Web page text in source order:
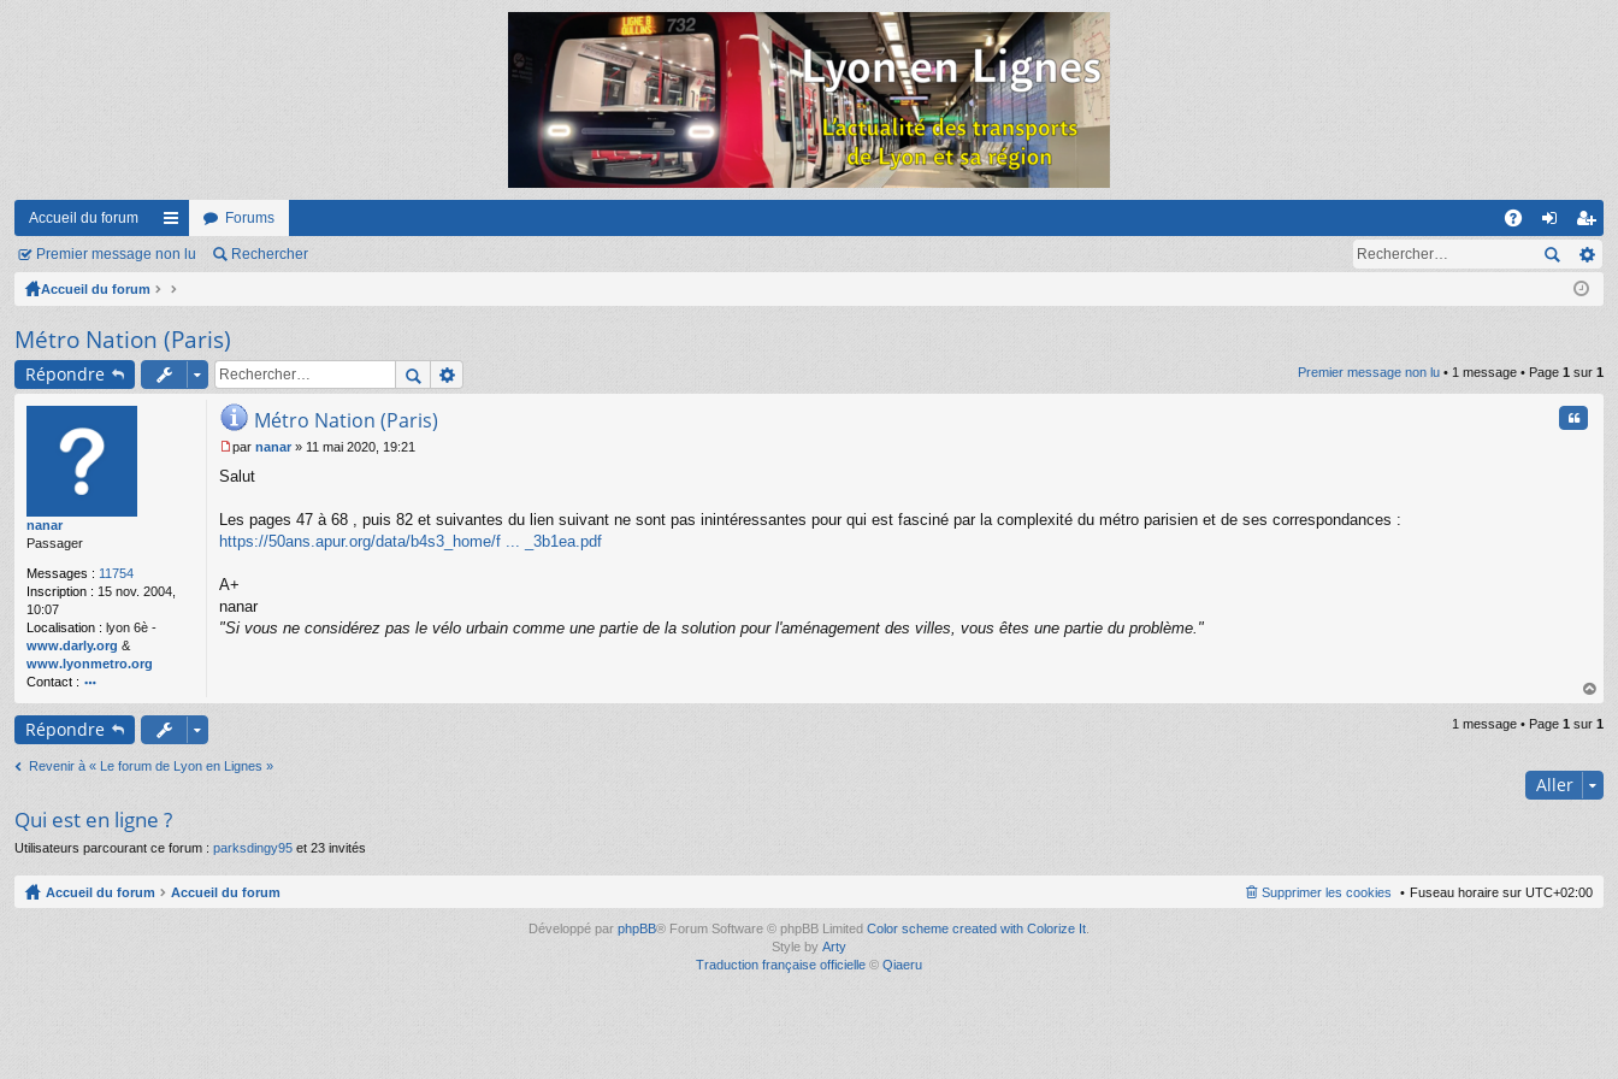
Accueil du forum
ac
co
ci
s
Forums
on ns
cri
Premier message non lu Rechercher
Accueil du forum
Métro Nation (Paris)
Répondre Premier message non lu • 1 message • Page 1 sur 1
nanar
Passager
Messages : 11754
Inscription : 15 nov. 2004,
10:07
Localisation : lyon 6è -
www.darly.org &
www.lyonmetro.org
Contact :
o
nt
ac
r
n
ar
Métro Nation (Paris)
e
s
g
n
o
n
par nanar » 11 mai 2020, 19:21
Salut
Les pages 47 à 68 , puis 82 et suivantes du lien suivant ne sont pas inintéressantes pour qui est fasciné par la complexité du métro parisien et de ses correspondances :
https://50ans.apur.org/data/b4s3_home/f ... _3b1ea.pdf
A+
nanar
"Si vous ne considérez pas le vélo urbain comme une partie de la solution pour l'aménagement des villes, vous êtes une partie du problème."
au
t
Répondre 1 message • Page 1 sur 1
Revenir à « Le forum de Lyon en Lignes »
Aller
Qui est en ligne ?
Utilisateurs parcourant ce forum : parksdingy95 et 23 invités
Accueil du forum Accueil du forum Fuseau horaire sur UTC+02:00
Supprimer les cookies
Développé par phpBB® Forum Software © phpBB Limited Color scheme created with Colorize It
Style by Arty
Traduction française officielle © Qiaeru